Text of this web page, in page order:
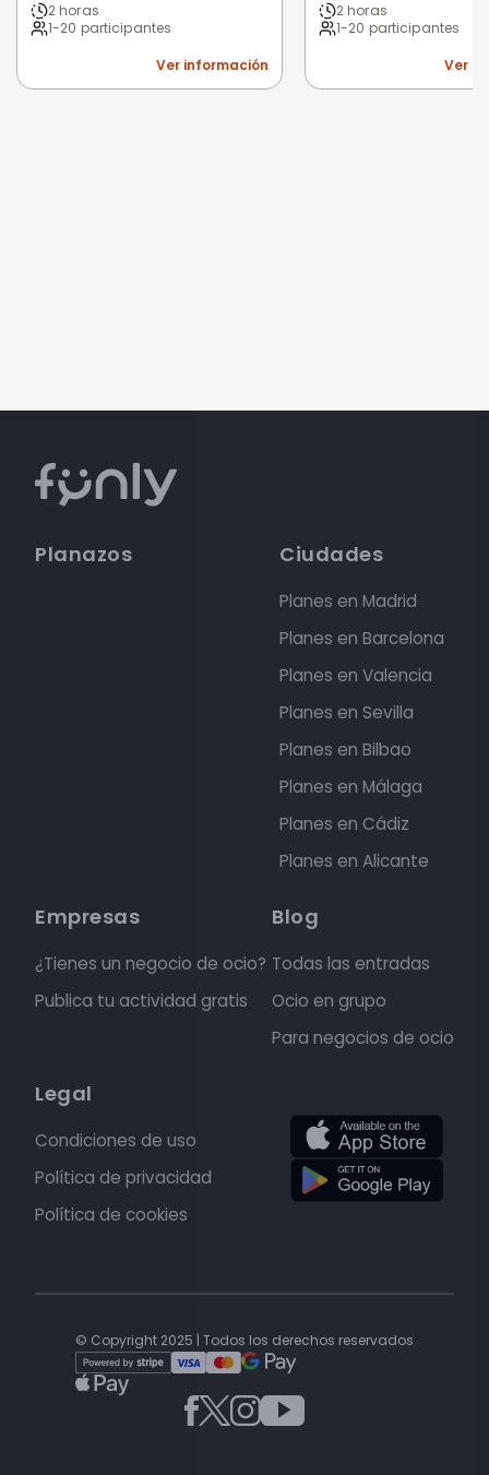
2 horas
1-20 participantes
Ver información
2 horas
1-20 participantes
Ver
Planazos Ciudades
Planes en Madrid
Planes en Barcelona
Planes en Valencia
Planes en Sevilla
Planes en Bilbao
Planes en Málaga
Planes en Cádiz
Planes en Alicante
Empresas
¿Tienes un negocio de ocio?
Publica tu actividad gratis
Blog
Todas las entradas
Ocio en grupo
Para negocios de ocio
Legal
Condiciones de uso
Política de privacidad
Política de cookies
© Copyright 2025 | Todos los derechos reservados